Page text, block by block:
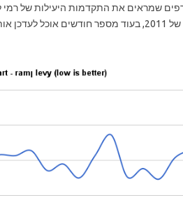
שמראים את התקדמות היעילות של רמי
אותם: